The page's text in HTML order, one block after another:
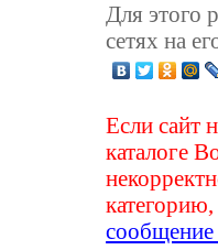
Для этого
сетях на
Если сайт
каталоге
сообщение